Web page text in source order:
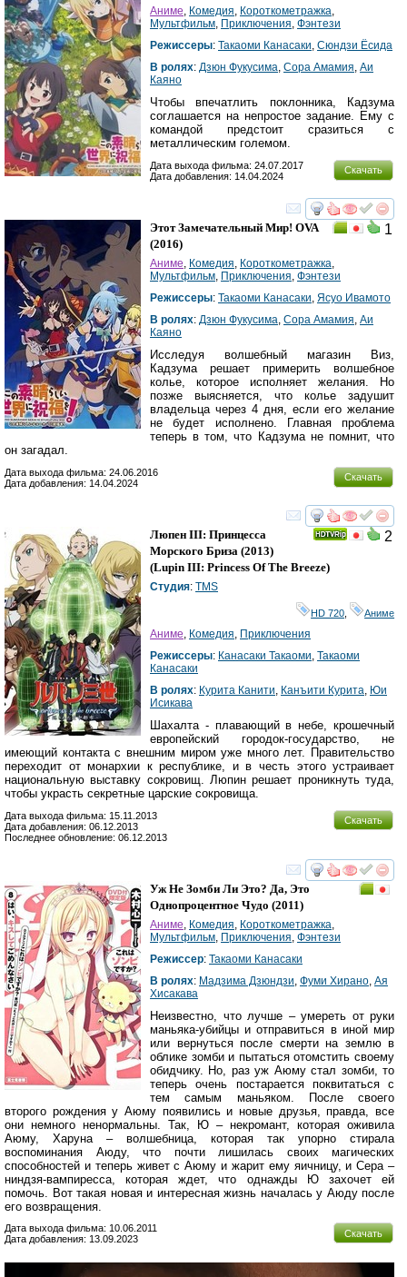
Аниме, Комедия, Короткометражка,
Мультфильм, Приключения, Фэнтези
Режиссеры: Такаоми Канасаки, Сюндзи Ёсида
В ролях: Дзюн Фукусима, Сора Амамия, Аи
Каяно
Чтобы впечатлить поклонника, Кадзума
соглашается на непростое задание. Ему с
командой предстоит сразиться с
металлическим големом.
Скачать
Дата выхода фильма: 24.07.2017
Дата добавления: 14.04.2024
смотреть
1
Этот Замечательный Мир! OVA
(2016)
Аниме, Комедия, Короткометражка,
Мультфильм, Приключения, Фэнтези
Режиссеры: Такаоми Канасаки, Ясуо Ивамото
В ролях: Дзюн Фукусима, Сора Амамия, Аи
Каяно
Исследуя волшебный магазин Виз,
Кадзума решает примерить волшебное
колье, которое исполняет желания. Но
позже выясняется, что колье задушит
владельца через 4 дня, если его желание
не будет исполнено. Главная проблема
теперь в том, что Кадзума не помнит, что
он загадал.
Скачать
Дата выхода фильма: 24.06.2016
Дата добавления: 14.04.2024
смотреть
2
Люпен III: Принцесса
Морского Бриза (2013)
(Lupin III: Princess Of The Breeze)
Студия: TMS
HD 720 Аниме
Аниме Комедия Приключения
Режиссеры: Канасаки Такаоми Такаоми
Канасаки
В ролях: Курита Канити Канъити Курита Юи
Исикава
Шахалта - плавающий в небе, крошечный
европейский городок-государство, не
имеющий контакта с внешним миром уже много лет. Правительство
переходит от монархии к республике, и в честь этого устраивает
национальную выставку сокровищ. Люпин решает проникнуть туда,
чтобы украсть секретные царские сокровища.
Скачать
Дата выхода фильма: 15.11.2013
Дата добавления: 06.12.2013
Последнее обновление: 06.12.2013
смотреть
Уж Не Зомби Ли Это? Да, Это
Однопроцентное Чудо (2011)
Аниме Комедия Короткометражка
Мультфильм Приключения Фэнтези
Режиссер: Такаоми Канасаки
В ролях: Мадзима Дзюндзи Фуми Хирано Ая
Хисакава
Неизвестно, что лучше – умереть от руки
маньяка-убийцы и отправиться в иной мир
или вернуться после смерти на землю в
облике зомби и пытаться отомстить своему
обидчику. Но, раз уж Аюму стал зомби, то
теперь очень постарается поквитаться с
тем самым маньяком. После своего
второго рождения у Аюму появились и новые друзья, правда, все
они немного ненормальны. Так, Ю – некромант, которая оживила
Аюму, Харуна – волшебница, которая так упорно стирала
воспоминания Аюду, что почти лишилась своих магических
способностей и теперь живет с Аюму и жарит ему яичницу, и Сера –
ниндзя-вампиресса, которая ждет, что однажды Ю захочет ей
помочь. Вот такая новая и интересная жизнь началась у Аюду после
его возвращения.
Скачать
Дата выхода фильма: 10.06.2011
Дата добавления: 13.09.2023